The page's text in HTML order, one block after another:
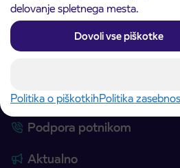
delovanje spletnega mesta.
Dovoli vse piškotke
Politika o piškotkihPolitika
Dodatne storitve
Izleti in potovanja
Vzdrževanje gospodarskih
Oglaševanje na avtobusih
Podpora potnikom
Aktualno